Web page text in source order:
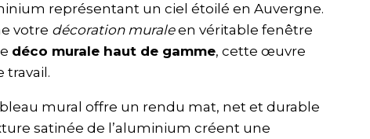
représentant un ciel étoilé en Auvergne.
votre décoration muraleen véritable fenêtre
déco murale haut de gamme, cette œuvre
travail.
mural offre un rendu mat, net et durable
satinée de l’aluminium créent une